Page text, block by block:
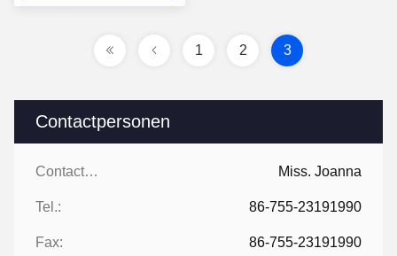
Contactpersonen
Contactpersonen: Miss. Joanna
Tel.: 86-755-23191990
Fax: 86-755-23191990
1 2 3